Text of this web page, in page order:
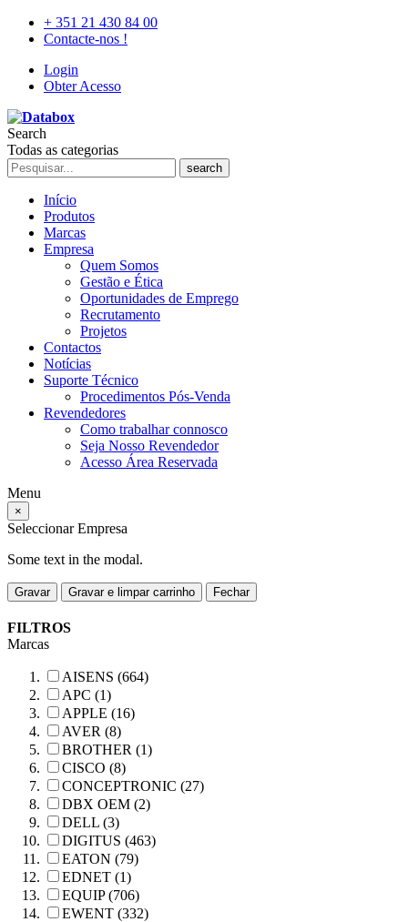
+ 351 21 430 84 00
Contacte-nos !
Login
Obter Acesso
Search
Todas as categorias
search
Início
Produtos
Marcas
Empresa
Quem Somos
Gestão e Ética
Oportunidades de Emprego
Recrutamento
Projetos
Contactos
Notícias
Suporte Técnico
Procedimentos Pós-Venda
Revendedores
Como trabalhar connosco
Seja Nosso Revendedor
Acesso Área Reservada
Menu
×
Seleccionar Empresa
Some text in the modal.
Gravar Gravar e limpar carrinho Fechar
FILTROS
Marcas
AISENS (664)
APC (1)
APPLE (16)
AVER (8)
BROTHER (1)
CISCO (8)
CONCEPTRONIC (27)
DBX OEM (2)
DELL (3)
DIGITUS (463)
EATON (79)
EDNET (1)
EQUIP (706)
EWENT (332)